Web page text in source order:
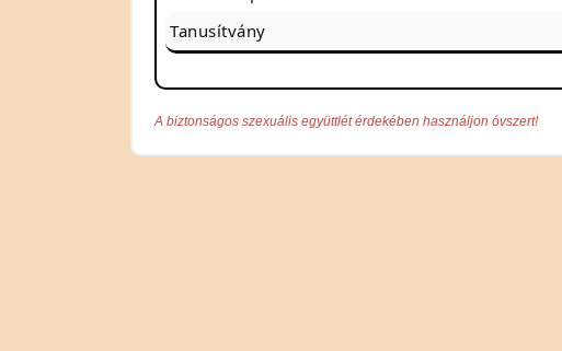
Tanusítvány
A biztonságos szexuális együttlét érdekében használjon óvszert!